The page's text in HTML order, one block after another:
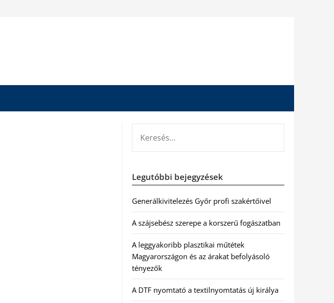
Legutóbbi bejegyzések
Generálkivitelezés Győr profi szakértőivel
A szájsebész szerepe a korszerű fogászatban
A leggyakoribb plasztikai műtétek
Magyarországon és az árakat befolyásoló
tényezők
A DTF nyomtató a textilnyomtatás új királya